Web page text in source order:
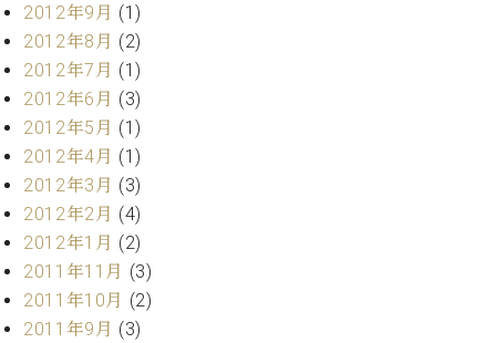
調
律
)
フ
タ
ー
サ
ー
ス
(調
律)
2012年9月 (1)
2012年8月 (2)
2012年7月 (1)
2012年6月 (3)
2012年5月 (1)
2012年4月 (1)
2012年3月 (3)
2012年2月 (4)
2012年1月 (2)
2011年11月 (3)
2011年10月 (2)
2011年9月 (3)